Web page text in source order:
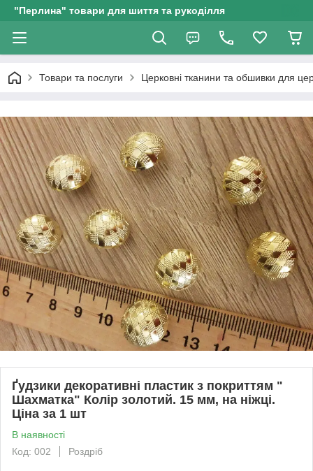
"Перлина" товари для шиття та рукоділля
Товари та послуги Церковні тканини та обшивки для
Ґудзики декоративні пластик з покриттям "
Шахматка" Колір золотий. 15 мм, на ніжці.
Ціна за 1 шт
В наявності
Код: 002
Роздріб